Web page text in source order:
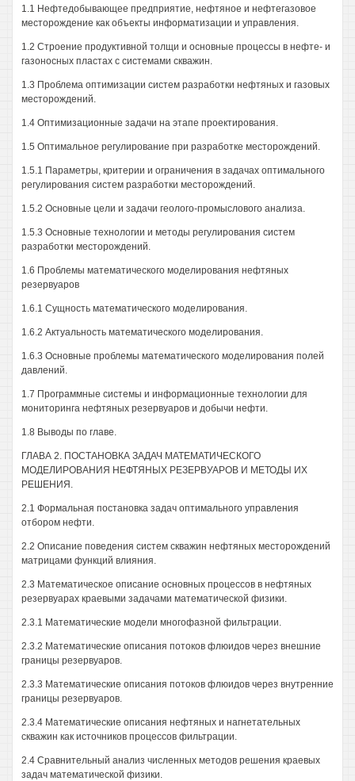
1.1 Нефтедобывающее предприятие, нефтяное и нефтегазовое
месторождение как объекты информатизации и управления.
1.2 Строение продуктивной толщи и основные процессы в нефте- и
газоносных пластах с системами скважин.
1.3 Проблема оптимизации систем разработки нефтяных и газовых
месторождений.
1.4 Оптимизационные задачи на этапе проектирования.
1.5 Оптимальное регулирование при разработке месторождений.
1.5.1 Параметры, критерии и ограничения в задачах оптимального
регулирования систем разработки месторождений.
1.5.2 Основные цели и задачи геолого-промыслового анализа.
1.5.3 Основные технологии и методы регулирования систем
разработки месторождений.
1.6 Проблемы математического моделирования нефтяных
резервуаров
1.6.1 Сущность математического моделирования.
1.6.2 Актуальность математического моделирования.
1.6.3 Основные проблемы математического моделирования полей
давлений.
1.7 Программные системы и информационные технологии для
мониторинга нефтяных резервуаров и добычи нефти.
1.8 Выводы по главе.
ГЛАВА 2. ПОСТАНОВКА ЗАДАЧ МАТЕМАТИЧЕСКОГО
МОДЕЛИРОВАНИЯ НЕФТЯНЫХ РЕЗЕРВУАРОВ И МЕТОДЫ ИХ
РЕШЕНИЯ.
2.1 Формальная постановка задач оптимального управления
отбором нефти.
2.2 Описание поведения систем скважин нефтяных месторождений
матрицами функций влияния.
2.3 Математическое описание основных процессов в нефтяных
резервуарах краевыми задачами математической физики.
2.3.1 Математические модели многофазной фильтрации.
2.3.2 Математические описания потоков флюидов через внешние
границы резервуаров.
2.3.3 Математические описания потоков флюидов через внутренние
границы резервуаров.
2.3.4 Математические описания нефтяных и нагнетательных
скважин как источников процессов фильтрации.
2.4 Сравнительный анализ численных методов решения краевых
задач математической физики.